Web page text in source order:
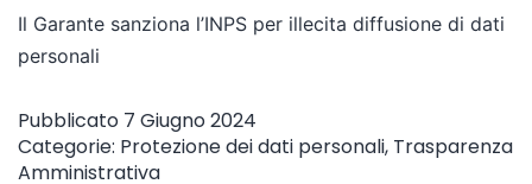
Il Garante sanziona l’INPS per illecita diffusione di dati
personali
Pubblicato 7 Giugno 2024
Categorie: Protezione dei dati personali, Trasparenza
Amministrativa